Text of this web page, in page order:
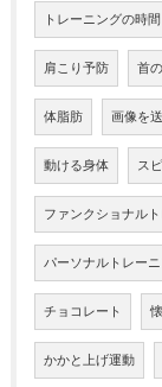
トレーニングの時間
肩こり予防 首
体脂肪 画像を
動ける身体 ス
ファンクショナル
パーソナルトレー
チョコレート
かかと上げ運動